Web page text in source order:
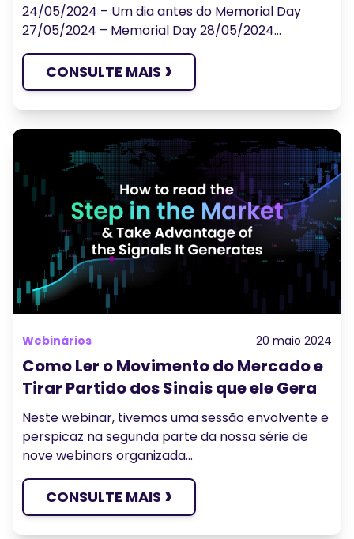
24/05/2024 – Um dia antes do Memorial Day
27/05/2024 – Memorial Day 28/05/2024...
CONSULTE MAIS ›
Webinários 20 maio 2024
Como Ler o Movimento do Mercado e
Tirar Partido dos Sinais que ele Gera
Neste webinar, tivemos uma sessão envolvente e
perspicaz na segunda parte da nossa série de
nove webinars organizada...
CONSULTE MAIS ›